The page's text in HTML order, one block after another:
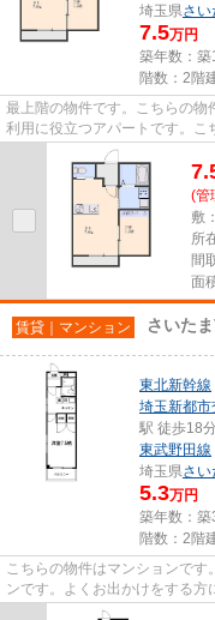
埼玉県さい
7.5万円
築年数：築
階数：2階
最上階の物件です。こちらの
利用に役立つアパートです。こ
できます。VERUSでは京浜東北
(管
敷
所
間
面
賃貸｜マンション さいた
東北新幹線
埼玉新都
駅 徒歩18
東武野田線
埼玉県さい
5.3万円
築年数：築
階数：2階
こちらの物件はマンションです
ンです。よくお出かけをする方
VERUSはさいたま市大宮区に特